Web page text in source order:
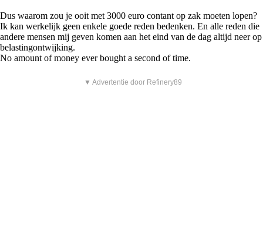
Dus waarom zou je ooit met 3000 euro contant op zak moeten lopen?
Ik kan werkelijk geen enkele goede reden bedenken. En alle reden die
andere mensen mij geven komen aan het eind van de dag altijd neer op
belastingontwijking.
No amount of money ever bought a second of time.
▼ Advertentie door Refinery89